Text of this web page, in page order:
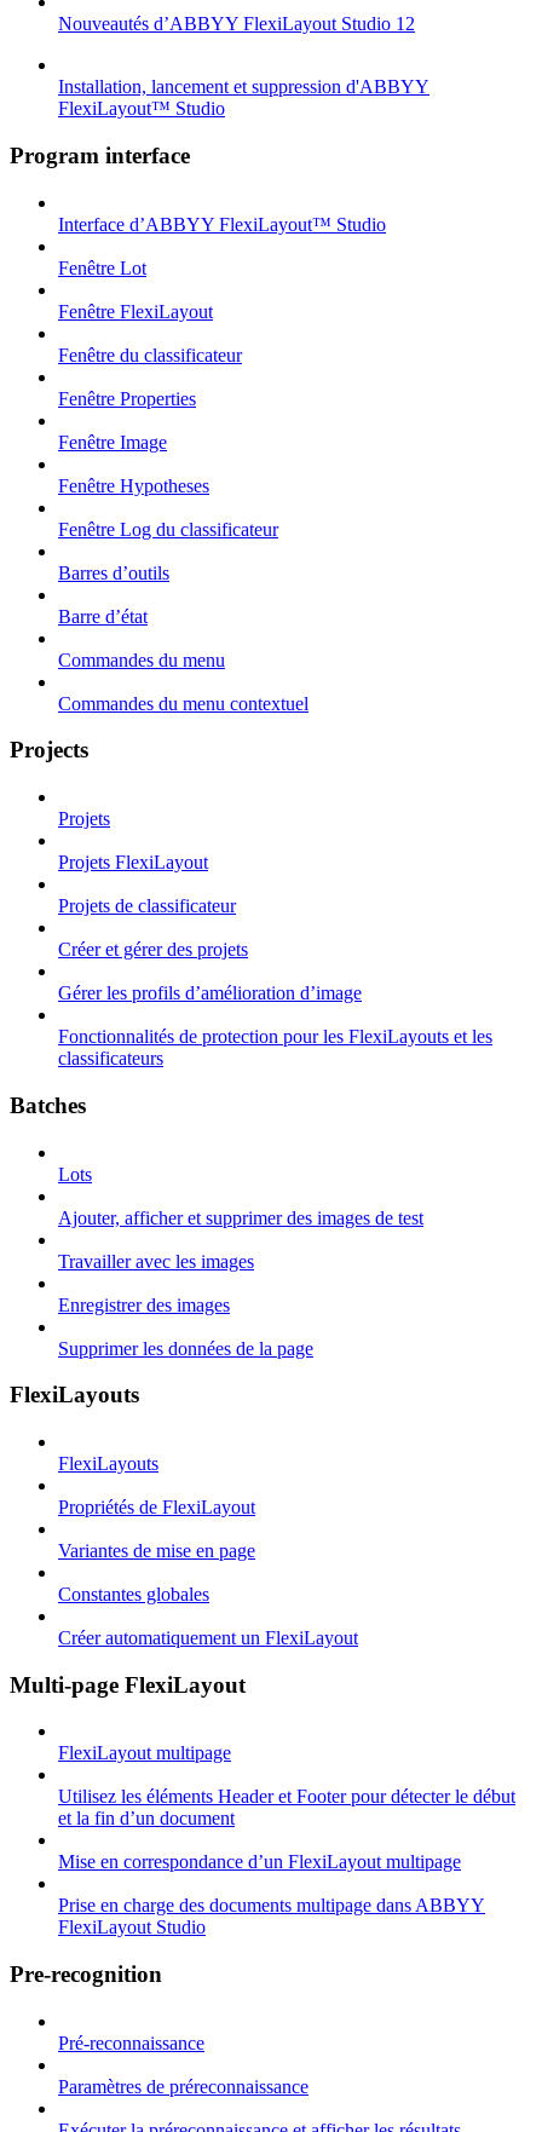
Nouveautés d’ABBYY FlexiLayout Studio 12
Installation, lancement et suppression d'ABBYY
FlexiLayout™ Studio
Program interface
Interface d’ABBYY FlexiLayout™ Studio
Fenêtre Lot
Fenêtre FlexiLayout
Fenêtre du classificateur
Fenêtre Properties
Fenêtre Image
Fenêtre Hypotheses
Fenêtre Log du classificateur
Barres d’outils
Barre d’état
Commandes du menu
Commandes du menu contextuel
Projects
Projets
Projets FlexiLayout
Projets de classificateur
Créer et gérer des projets
Gérer les profils d’amélioration d’image
Fonctionnalités de protection pour les FlexiLayouts et les
classificateurs
Batches
Lots
Ajouter, afficher et supprimer des images de test
Travailler avec les images
Enregistrer des images
Supprimer les données de la page
FlexiLayouts
FlexiLayouts
Propriétés de FlexiLayout
Variantes de mise en page
Constantes globales
Créer automatiquement un FlexiLayout
Multi-page FlexiLayout
FlexiLayout multipage
Utilisez les éléments Header et Footer pour détecter le début
et la fin d’un document
Mise en correspondance d’un FlexiLayout multipage
Prise en charge des documents multipage dans ABBYY
FlexiLayout Studio
Pre-recognition
Pré-reconnaissance
Paramètres de préreconnaissance